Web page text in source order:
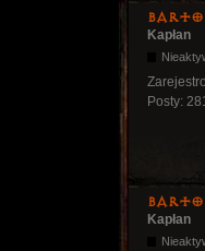
Kapłan
Posty:
Kapłan